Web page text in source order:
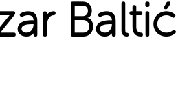
Baltić